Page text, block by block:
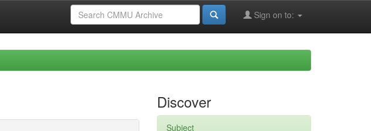
Sign on to:
Discover
Subject